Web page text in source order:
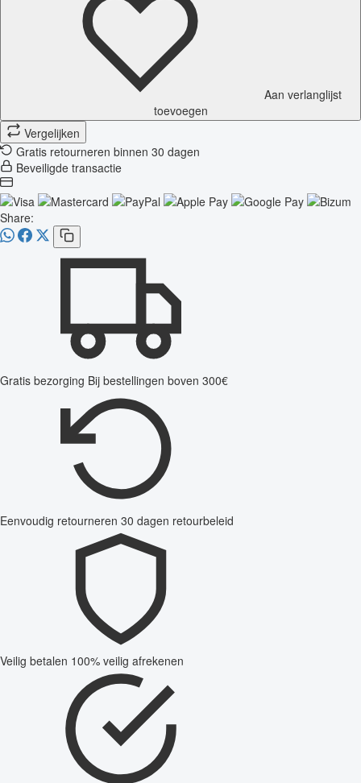
Aan verlanglijst
toevoegen
Vergelijken
Gratis retourneren binnen 30 dagen
Beveiligde transactie
Share:
Gratis bezorging Bij bestellingen boven 300€
Eenvoudig retourneren 30 dagen retourbeleid
Veilig betalen 100% veilig afrekenen